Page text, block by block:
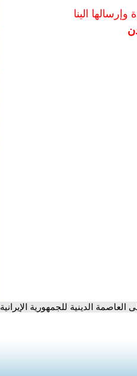
الينا
الدينية للجمهورية الإيرانية